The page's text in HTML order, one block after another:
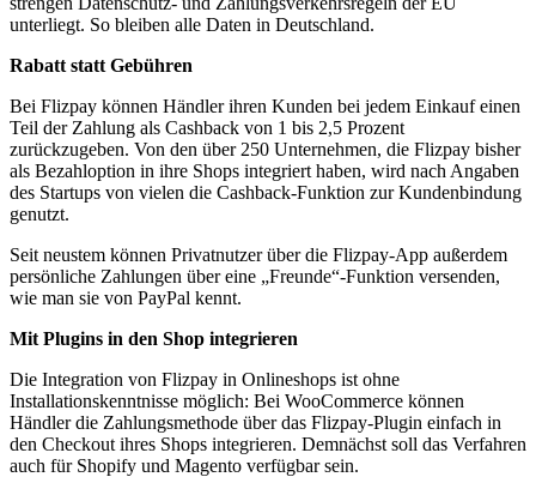
unterliegt. So bleiben alle Daten in Deutschland.
Rabatt statt Gebühren
Bei Flizpay können Händler ihren Kunden bei jedem Einkauf einen
Teil der Zahlung als Cashback von 1 bis 2,5 Prozent
zurückzugeben. Von den über 250 Unternehmen, die Flizpay bisher
als Bezahloption in ihre Shops integriert haben, wird nach Angaben
des Startups von vielen die Cashback-Funktion zur Kundenbindung
genutzt.
Seit neustem können Privatnutzer über die Flizpay-App außerdem
persönliche Zahlungen über eine „Freunde“-Funktion versenden,
wie man sie von PayPal kennt.
Mit Plugins in den Shop integrieren
Die Integration von Flizpay in Onlineshops ist ohne
Installationskenntnisse möglich: Bei WooCommerce können
Händler die Zahlungsmethode über das Flizpay-Plugin einfach in
den Checkout ihres Shops integrieren. Demnächst soll das Verfahren
auch für Shopify und Magento verfügbar sein.